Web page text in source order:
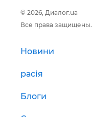
© 2026, Диалог.ua
Все права защищены.
Новини
расія
Блоги